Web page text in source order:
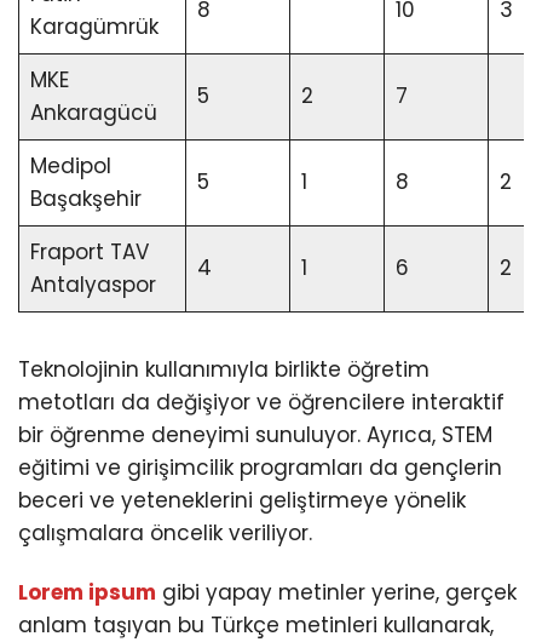
Karagümrük
8 10 3
MKE
Ankaragücü
5 2 7
Medipol
Başakşehir
5 1 8 2
Fraport TAV
Antalyaspor
4 1 6 2
Teknolojinin kullanımıyla birlikte öğretim
metotları da değişiyor ve öğrencilere interaktif
bir öğrenme deneyimi sunuluyor. Ayrıca, STEM
eğitimi ve girişimcilik programları da gençlerin
beceri ve yeteneklerini geliştirmeye yönelik
çalışmalara öncelik veriliyor.
Lorem ipsum gibi yapay metinler yerine, gerçek
anlam taşıyan bu Türkçe metinleri kullanarak,